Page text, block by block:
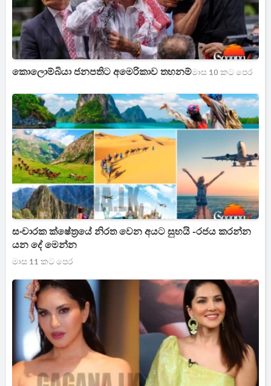
කොලොම්බියා ජනපතිට අමෙරිකාව තහනම්මාස 10 කට පෙර
සංචාරක ක්ෂේත්‍රයේ නිරත වෙන අයට සුභයි -රජය කරන්න
යන දේ මෙන්න
මාස 11 කට පෙර